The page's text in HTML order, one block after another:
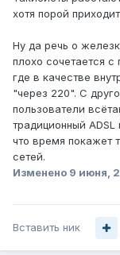
хотя порой
Ну да речь о
плохо сочетается с
где в качестве
"через 220". С
пользователи
традиционный
что время покажет
сетей.
Изменено 9 июня,
Вставить ник